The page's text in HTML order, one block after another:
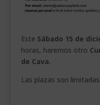
Este Sábado 15 de
horas, haremos otro
de Cava.
Las plazas son